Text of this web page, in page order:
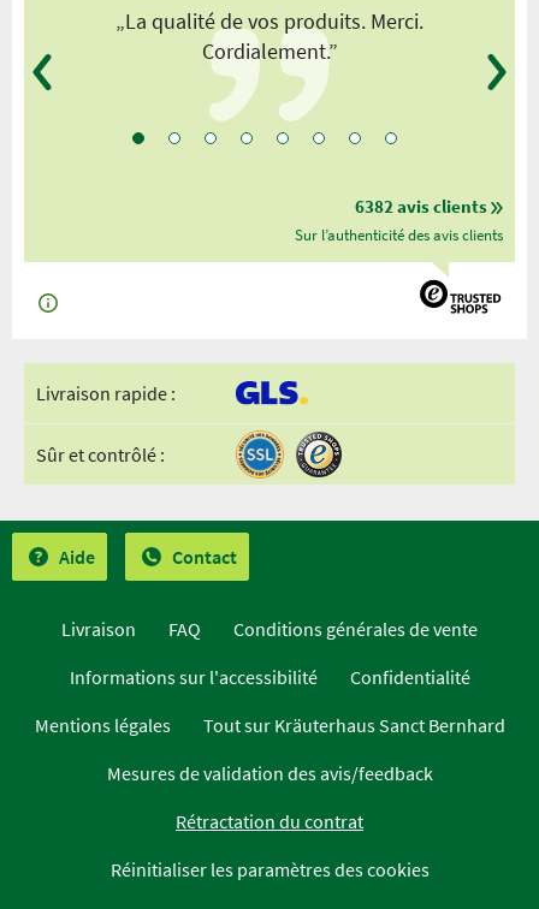
„La qualité de vos produits. Merci.
Cordialement.”
6382 avis clients
Sur l’authenticité des avis clients
Livraison rapide :
Sûr et contrôlé :
Aide Contact
Livraison FAQ
Conditions générales de vente
Informations sur l'accessibilité
Confidentialité
Mentions légales
Tout sur Kräuterhaus Sanct Bernhard
Mesures de validation des avis/feedback
Rétractation du contrat
Réinitialiser les paramètres des cookies